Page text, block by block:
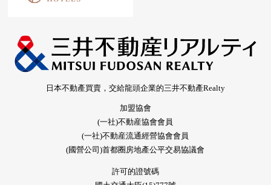
日本不動產買賣，交給龍頭企業的三井不動產Realty
加盟協會
(一社)不動産協會會員
(一社)不動産流通經營協會會員
(國營公司)首都圈房地產公平交易協議會
許可的證號碼